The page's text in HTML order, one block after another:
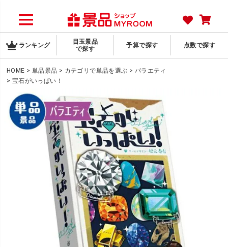
ランキング
目玉景品
で探す
予算で探す 点数で探す
HOME 単品景品 カテゴリで単品を選ぶ
バラエティ
宝石がいっぱい！